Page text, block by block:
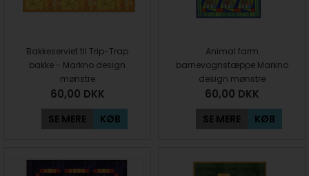
Bakkeserviet til Trip-Trap
bakke - Markno design
mønstre
60,00 DKK
SE MERE KØB
Animal farm
barnevognstæppe Markno
design mønstre
60,00 DKK
SE MERE KØB